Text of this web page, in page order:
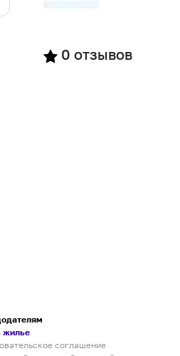
0 отзывов
жилье
соглашение